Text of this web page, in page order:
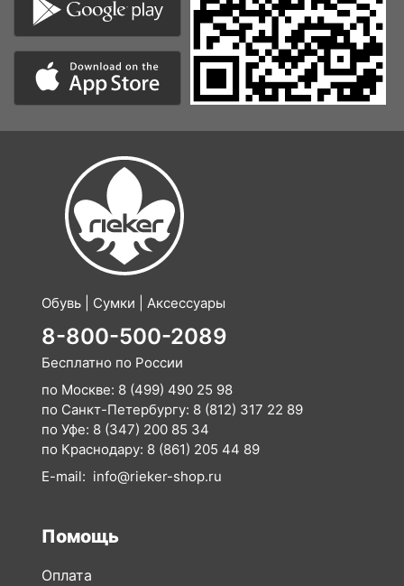
Обувь | Сумки | Аксессуары
8-800-500-2089
Бесплатно по России
по Москве: 8 (499) 490 25 98
по Санкт-Петербургу: 8 (812) 317 22 89
по Уфе: 8 (347) 200 85 34
по Краснодару: 8 (861) 205 44 89
E-mail: info@rieker-shop.ru
Помощь
Оплата